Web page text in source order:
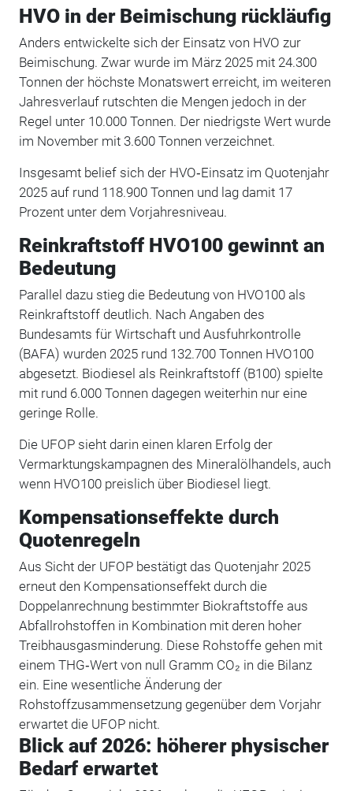
HVO in der Beimischung rückläufig
Anders entwickelte sich der Einsatz von HVO zur
Beimischung. Zwar wurde im März 2025 mit 24.300
Tonnen der höchste Monatswert erreicht, im weiteren
Jahresverlauf rutschten die Mengen jedoch in der
Regel unter 10.000 Tonnen. Der niedrigste Wert wurde
im November mit 3.600 Tonnen verzeichnet.
Insgesamt belief sich der HVO‑Einsatz im Quotenjahr
2025 auf rund 118.900 Tonnen und lag damit 17
Prozent unter dem Vorjahresniveau.
Reinkraftstoff HVO100 gewinnt an
Bedeutung
Parallel dazu stieg die Bedeutung von HVO100 als
Reinkraftstoff deutlich. Nach Angaben des
Bundesamts für Wirtschaft und Ausfuhrkontrolle
(BAFA) wurden 2025 rund 132.700 Tonnen HVO100
abgesetzt. Biodiesel als Reinkraftstoff (B100) spielte
mit rund 6.000 Tonnen dagegen weiterhin nur eine
geringe Rolle.
Die UFOP sieht darin einen klaren Erfolg der
Vermarktungskampagnen des Mineralölhandels, auch
wenn HVO100 preislich über Biodiesel liegt.
Kompensationseffekte durch
Quotenregeln
Aus Sicht der UFOP bestätigt das Quotenjahr 2025
erneut den Kompensationseffekt durch die
Doppelanrechnung bestimmter Biokraftstoffe aus
Abfallrohstoffen in Kombination mit deren hoher
Treibhausgasminderung. Diese Rohstoffe gehen mit
einem THG‑Wert von null Gramm CO₂ in die Bilanz
ein. Eine wesentliche Änderung der
Rohstoffzusammensetzung gegenüber dem Vorjahr
erwartet die UFOP nicht.
Blick auf 2026: höherer physischer
Bedarf erwartet